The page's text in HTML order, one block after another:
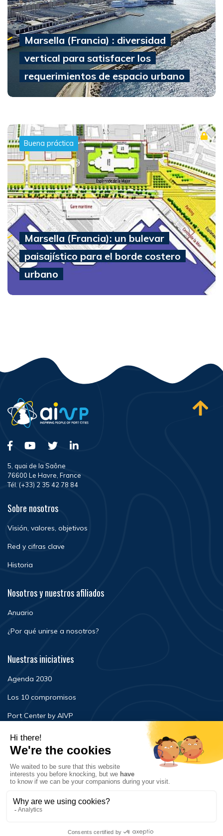
Marsella (Francia) : diversidad
vertical para satisfacer los
requerimientos de espacio urbano
Buena práctica
Marsella (Francia): un bulevar
paisajístico para el borde costero
urbano
5, quai de la Saône
76600 Le Havre, France
Tél. (+33) 2 35 42 78 84
Sobre nosotros
Visión, valores, objetivos
Red y cifras clave
Historia
Nosotros y nuestros afiliados
Anuario
¿Por qué unirse a nosotros?
Nuestras iniciatives
Agenda 2030
Los 10 compromisos
Port Center by AIVP
Noticias
Eventos
FAQ
Contacto